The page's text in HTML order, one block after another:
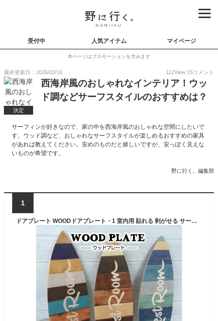
受付中 人気アイテム マイページ
本ページはプロモーションを含みます
最終更新日：2026/02/16 112View 15コメント
決定
西海岸風のおしゃれなインテリア！ウッ
ド調などサーフスタイルのおすすめは？
サーフィンが好きなので、家の中を西海岸風のおしゃれな空間にしたいで
す。ウッド調など、おしゃれなサーフスタイルが楽しめるおすすめの家具
があれば教えてください。安めのものだと嬉しいですが、安っぽく見えな
いものが希望です。
野に行く。編集部
1
ドアプレート WOODドアプレート・1 室内用 貼れる 剥がせる サーフボード型 ボード型 ルームプレート おしゃれ 西海岸風 ビーチハウス サーファー サーフテイスト 海好き 夏インテリア バスルーム ウェルカム キッズルーム バルサ材 ウッド 木目調 自社製作 受注生産